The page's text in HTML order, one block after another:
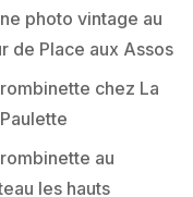
photo vintage au
de Place aux Assos
chez La
au
les hauts